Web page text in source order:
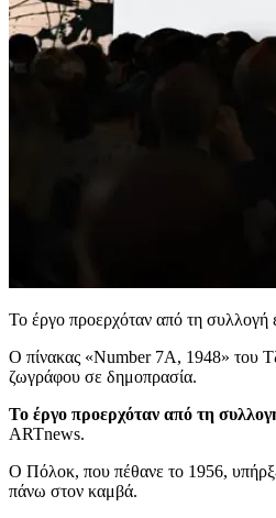
Το έργο προερχόταν από τη συλλογή
Ο πίνακας «Number 7A, 1948» του
ζωγράφου σε δημοπρασία.
Το έργο προερχόταν από τη
ARTnews.
Ο Πόλοκ, που πέθανε το 1956, υπήρξε
πάνω στον καμβά.